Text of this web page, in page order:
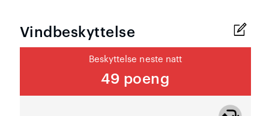
Vindbeskyttelse
Beskyttelse neste natt
49 poeng